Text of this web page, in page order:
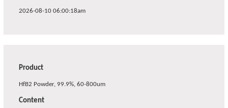
2026-08-10 06:00:18am
Product
HfB2 Powder, 99.9%, 60-800um
Content